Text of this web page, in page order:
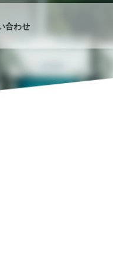
合わせ